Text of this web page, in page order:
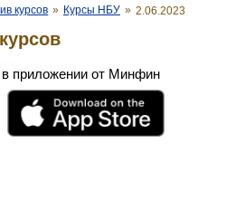
курсов » Курсы НБУ » 2.06.2023
приложении от Минфин